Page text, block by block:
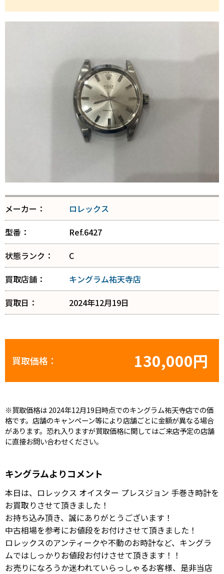
メーカー：
ロレックス
型番：
Ref.6427
状態ランク：
C
買取店舗：
キングラム祐天寺店
買取日：
2024年12月19日
買取価格： 130,000円
※買取価格は 2024年12月19日時点でのキングラム祐天寺店での価
格です。店舗のキャンペーン等により店舗ごとに金額が異なる場合
があります。恐れ入りますが買取価格に関してはご来店予定の店舗
に直接お問い合わせください。
キングラムよりコメント
本日は、ロレックス オイスター プレスジョン 手巻き時計を
お買取りさせて頂きました！
お持ち込み頂き、誠にありがとうございます！
中古相場を参考にお値段をお付けさせて頂きました！
ロレックスのアンティークや不動のお時計など、キングラ
ムではしっかりお値段お付けさせて頂きます！！
お売りになろうか迷われていらっしゃるお客様、是非当店